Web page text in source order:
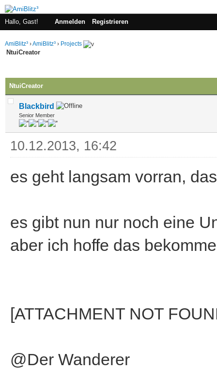
Hallo, Gast! Anmelden Registrieren
AmiBlitz³ ›AmiBlitz³ › Projects
NtuiCreator
NtuiCreator
Blackbird
Senior Member
10.12.2013, 16:42
es geht langsam vorran,
es gibt nun nur noch eine
aber ich hoffe das
[ATTACHMENT NOT
@Der Wanderer